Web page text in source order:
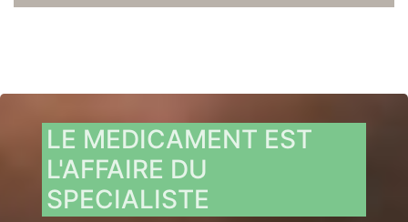
LE MEDICAMENT EST
L'AFFAIRE DU
SPECIALISTE